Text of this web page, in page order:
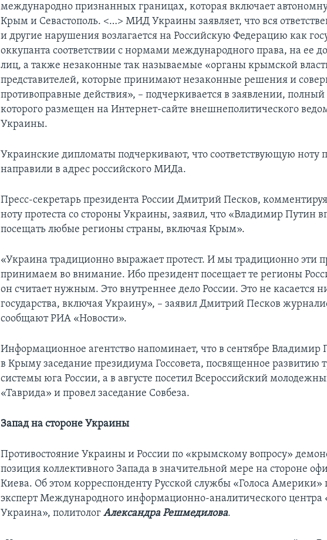
международно признанных границах, которая включает
Крым и Севастополь. <…> МИД Украины заявляет, что вся
и другие нарушения возлагается на Российскую Федерацию как
оккупанта соответствии с нормами международного права, на ее
лиц, а также незаконные так называемые «органы крымской
представителей, которые принимают незаконные решения и
противоправные действия», – подчеркивается в заявлении, полный
которого размещен на Интернет-сайте внешнеполитического
Украины.
Украинские дипломаты подчеркивают, что соответствующую ноту
направили в адрес российского МИДа.
Пресс-секретарь президента России Дмитрий Песков, комментируя
ноту протеста со стороны Украины, заявил, что «Владимир Путин
посещать любые регионы страны, включая Крым».
«Украина традиционно выражает протест. И мы традиционно эти
принимаем во внимание. Ибо президент посещает те регионы
он считает нужным. Это внутреннее дело России. Это не касается
государства, включая Украину», – заявил Дмитрий Песков
сообщают РИА «Новости».
Информационное агентство напоминает, что в сентябре Владимир
в Крыму заседание президиума Госсовета, посвященное развитию
системы юга России, а в августе посетил Всероссийский
«Таврида» и провел заседание Совбеза.
Запад на стороне Украины
Противостояние Украины и России по «крымскому вопросу»
позиция коллективного Запада в значительной мере на стороне
Киева. Об этом корреспонденту Русской службы «Голоса Америки»
эксперт Международного информационно-аналитического центра
Украина», политологАлександра Решмедилова.